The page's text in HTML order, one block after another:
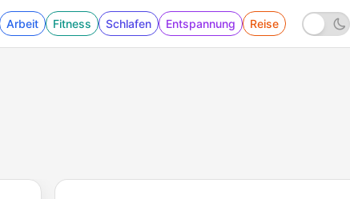
Arbeit Fitness Schlafen Entspannung Reise